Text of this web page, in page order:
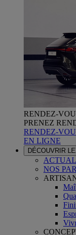
RENDEZ-
PRENEZ
RENDEZ-
EN LIGNE
DÉCOUVRIR
NOS